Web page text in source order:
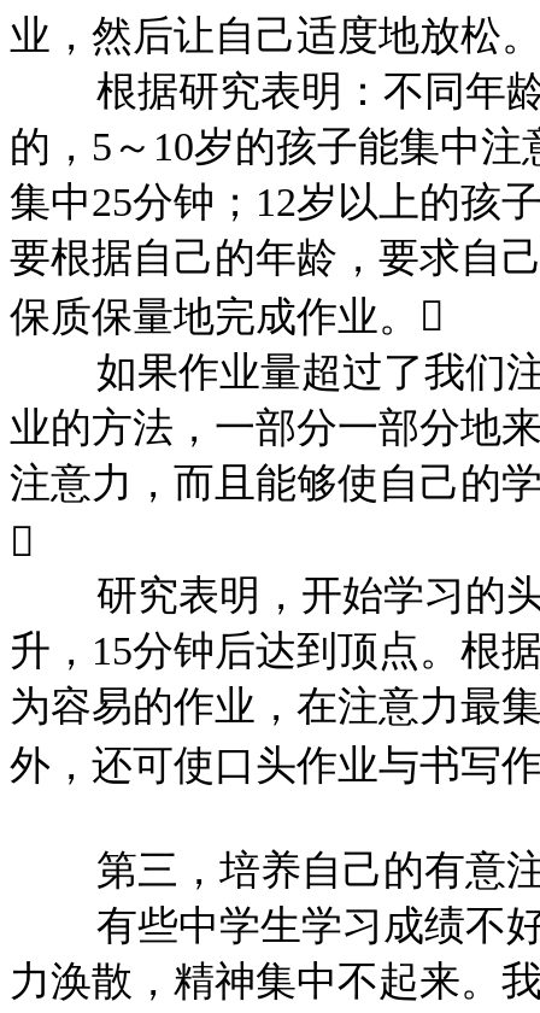
业，然后让自己适度地放松
根据研究表明：不同年
的， 5～10岁的孩子能集中
集中25分钟；12岁以上的孩
要根据自己的年龄，要求自
保质保量地完成作业。
如果作业量超过了我们
业的方法，一部分一部分地
注意力，而且能够使自己的

研究表明，开始学习的
升， 15分钟后达到顶点。根
为容易的作业，在注意力最
外，还可使口头作业与书写
第三，培养自己的有意
有些中学生学习成绩不
力涣散，精神集中不起来。